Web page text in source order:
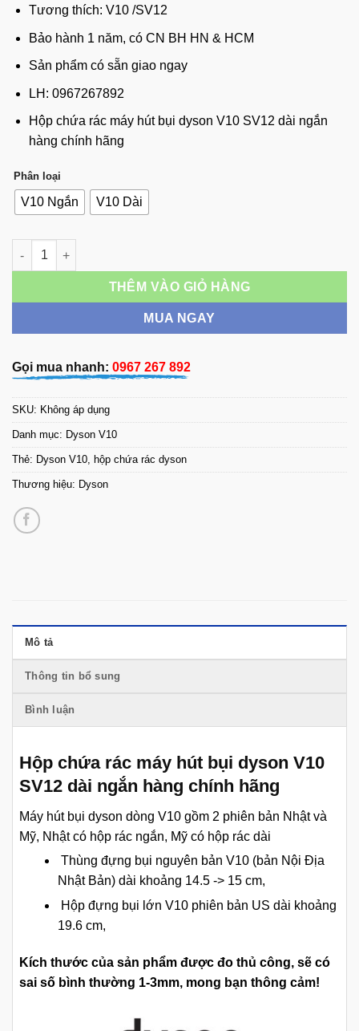
Tương thích: V10 /SV12
Bảo hành 1 năm, có CN BH HN & HCM
Sản phẩm có sẵn giao ngay
LH: 0967267892
Hộp chứa rác máy hút bụi dyson V10 SV12 dài ngắn
hàng chính hãng
Phân loại
V10 Ngắn V10 Dài
Hộp chứa rác máy hút bụi dyson V10 SV12 dài ngắn hàng
THÊM VÀO GIỎ HÀNG
MUA NGAY
Gọi mua nhanh: 0967 267 892
SKU: Không áp dụng
Danh mục: Dyson V10
Thẻ: Dyson V10, hộp chứa rác dyson
Thương hiệu: Dyson
Mô tả
Thông tin bổ sung
Bình luận
Hộp chứa rác máy hút bụi dyson V10
SV12 dài ngắn hàng chính hãng
Máy hút bụi dyson dòng V10 gồm 2 phiên bản Nhật và
Mỹ, Nhật có hộp rác ngắn, Mỹ có hộp rác dài
Thùng đựng bụi nguyên bản V10 (bản Nội Địa
Nhật Bản) dài khoảng 14.5 -> 15 cm,
Hộp đựng bụi lớn V10 phiên bản US dài khoảng
19.6 cm,
Kích thước của sản phẩm được đo thủ công, sẽ có
sai số bình thường 1-3mm, mong bạn thông cảm!